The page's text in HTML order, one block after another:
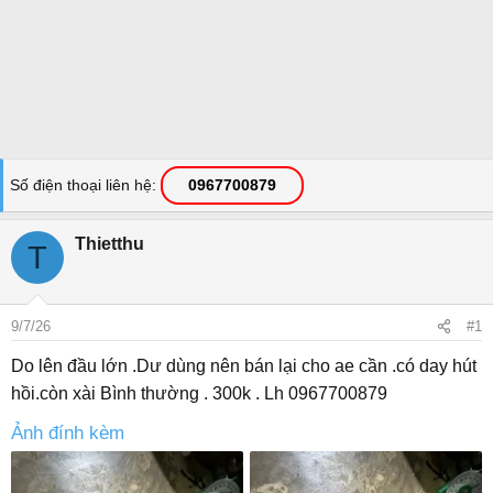
Số điện thoại liên hệ 0967700879
T Thietthu
9/7/26 #1
Do lên đầu lớn .Dư dùng nên bán lại cho ae cần .có day hút
hồi.còn xài Bình thường . 300k . Lh 0967700879
Ảnh đính kèm